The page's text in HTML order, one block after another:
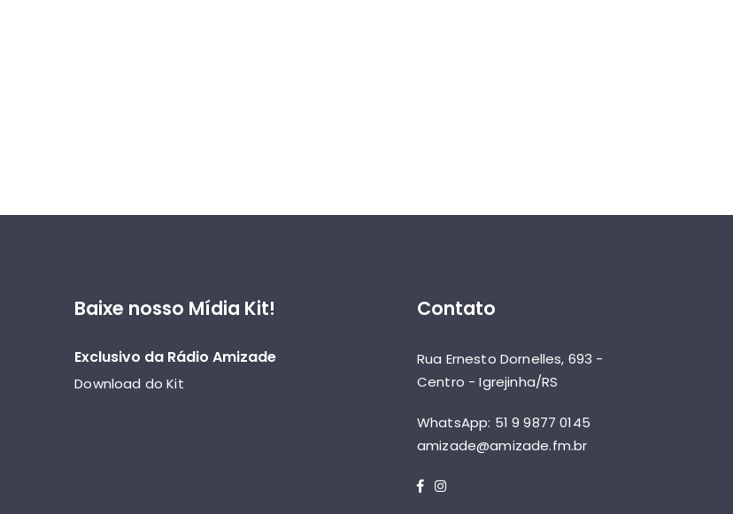
Baixe nosso Mídia Kit!
Exclusivo da Rádio Amizade
Download do Kit
Contato
Rua Ernesto Dornelles, 693 -
Centro - Igrejinha/RS
WhatsApp: 51 9 9877 0145
amizade@amizade.fm.br